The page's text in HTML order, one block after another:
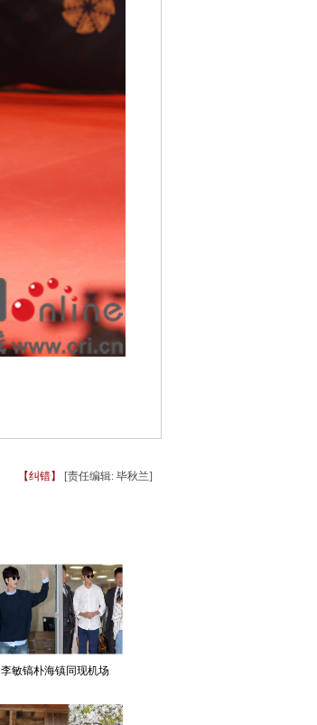
【纠错】 [责任编辑: 毕秋兰]
李敏镐朴海镇同现机场